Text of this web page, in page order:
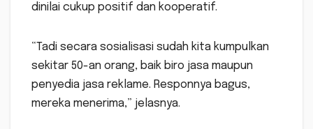
dinilai cukup positif dan kooperatif.
“Tadi secara sosialisasi sudah kita kumpulkan
sekitar 50-an orang, baik biro jasa maupun
penyedia jasa reklame. Responnya bagus,
mereka menerima,” jelasnya.